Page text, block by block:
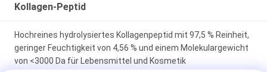
Kollagen-Peptid
Hochreines hydrolysiertes Kollagenpeptid mit 97,5 % Reinheit,
geringer Feuchtigkeit von 4,56 % und einem Molekulargewicht
von <3000 Da für Lebensmittel und Kosmetik